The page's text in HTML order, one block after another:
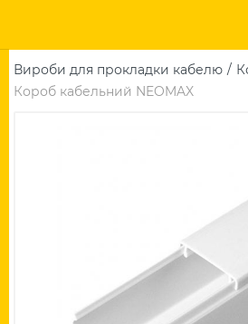
Вироби для прокладки кабелю
Короб кабельний NEOMAX